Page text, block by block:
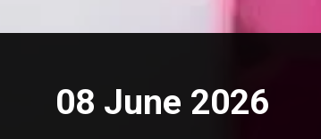
08 June 2026